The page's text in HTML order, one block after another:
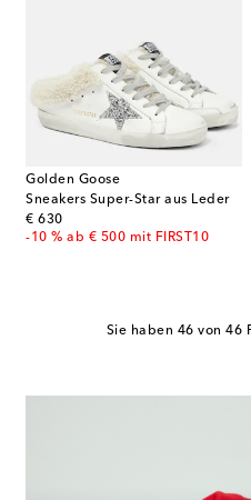
Golden Goose
Sneakers Super-Star aus Leder
€ 630
original price
-10 % ab € 500 mit FIRST10
Sie haben 46 von 46